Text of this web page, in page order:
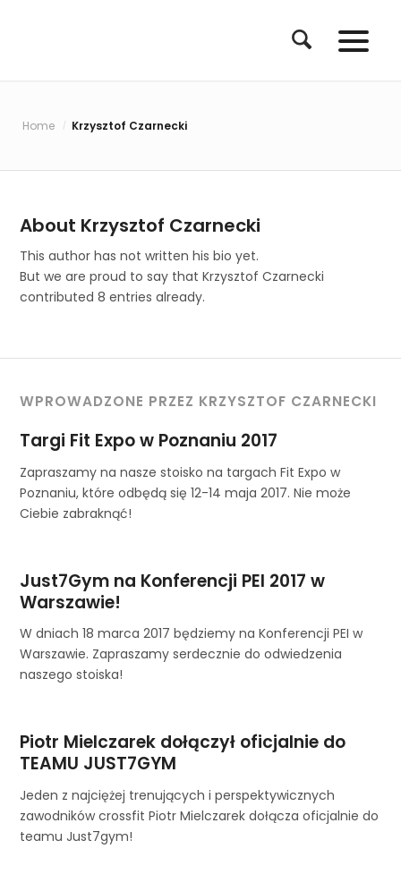
Home / Krzysztof Czarnecki
About Krzysztof Czarnecki
This author has not written his bio yet.
But we are proud to say thatKrzysztof Czarnecki
contributed 8 entries already.
WPROWADZONE PRZEZ KRZYSZTOF CZARNECKI
Targi Fit Expo w Poznaniu 2017
Zapraszamy na nasze stoisko na targach Fit Expo w
Poznaniu, które odbędą się 12-14 maja 2017. Nie może
Ciebie zabraknąć!
Just7Gym na Konferencji PEI 2017 w
Warszawie!
W dniach 18 marca 2017 będziemy na Konferencji PEI w
Warszawie. Zapraszamy serdecznie do odwiedzenia
naszego stoiska!
Piotr Mielczarek dołączył oficjalnie do
TEAMU JUST7GYM
Jeden z najciężej trenujących i perspektywicznych
zawodników crossfit Piotr Mielczarek dołącza oficjalnie do
teamu Just7gym!